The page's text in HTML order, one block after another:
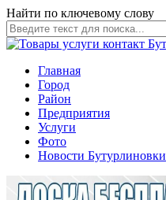
Найти по ключевому слову
Главная
Город
Район
Предприятия
Услуги
Фото
Новости Бутурлиновки